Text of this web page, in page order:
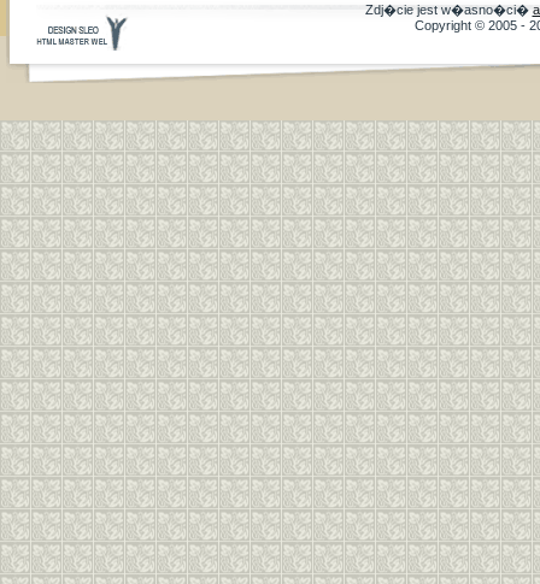
Zdj�cie jest w�asno�ci�
Copyright © 2005 -